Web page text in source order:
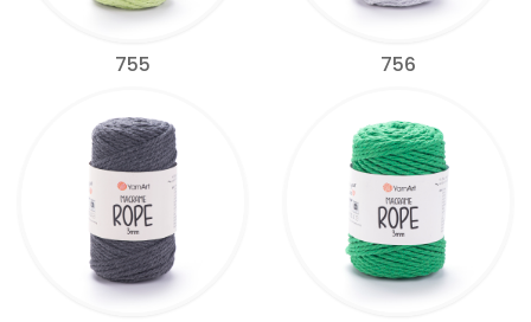
755 756